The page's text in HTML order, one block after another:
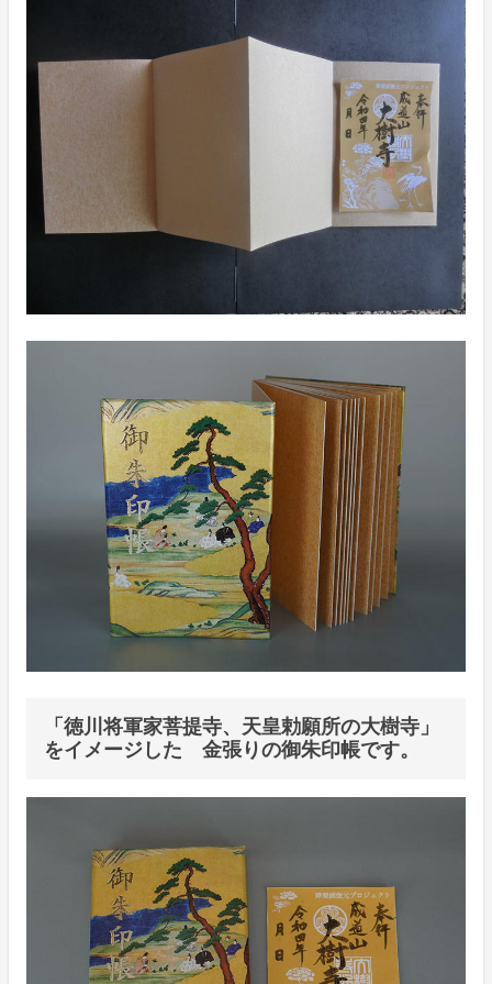
「徳川将軍家菩提寺、天皇勅願所の大樹寺」
をイメージした 金張りの御朱印帳です。